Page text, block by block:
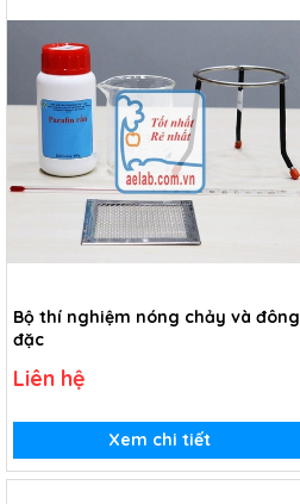
Bộ thí nghiệm nóng chảy và đông
đặc
Liên hệ
Xem chi tiết